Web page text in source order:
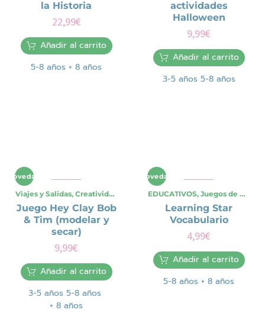
la Historia
22,99€
Añadir al carrito
5-8 años + 8 años
actividades
Halloween
9,99€
Añadir al carrito
3-5 años 5-8 años
Novedad
Viajes y Salidas, Creatividad Artística ,CREATIVOS
Juego Hey Clay Bob
& Tim (modelar y
secar)
9,99€
Añadir al carrito
3-5 años 5-8 años
+ 8 años
Novedad
EDUCATIVOS, Juegos de Mesa
Learning Star
Vocabulario
4,99€
Añadir al carrito
5-8 años + 8 años